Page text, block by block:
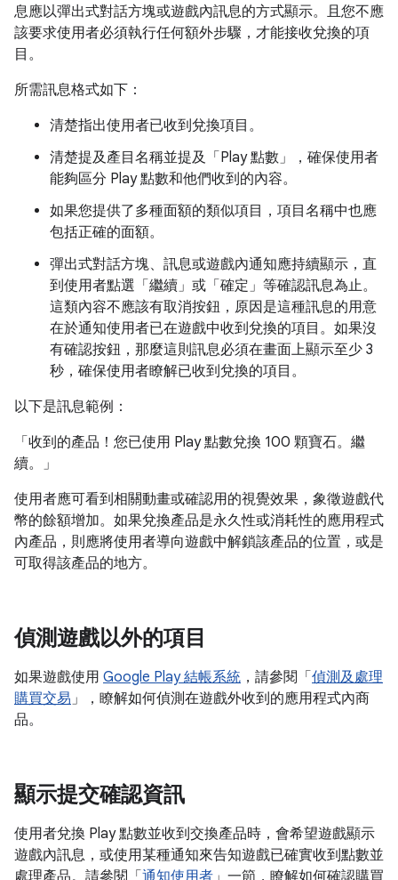
息應以彈出式對話方塊或遊戲內訊息的方式顯示。且您不應
該要求使用者必須執行任何額外步驟，才能接收兌換的項
目。
所需訊息格式如下：
清楚指出使用者已收到兌換項目。
清楚提及產目名稱並提及「Play 點數」，確保使用者
能夠區分 Play 點數和他們收到的內容。
如果您提供了多種面額的類似項目，項目名稱中也應
包括正確的面額。
彈出式對話方塊、訊息或遊戲內通知應持續顯示，直
到使用者點選「繼續」 或「確定」 等確認訊息為止。
這類內容不應該有取消按鈕，原因是這種訊息的用意
在於通知使用者已在遊戲中收到兌換的項目。如果沒
有確認按鈕，那麼這則訊息必須在畫面上顯示至少 3
秒，確保使用者瞭解已收到兌換的項目。
以下是訊息範例：
「收到的產品！您已使用 Play 點數兌換 100 顆寶石。繼
續。」
使用者應可看到相關動畫或確認用的視覺效果，象徵遊戲代
幣的餘額增加。如果兌換產品是永久性或消耗性的應用程式
內產品，則應將使用者導向遊戲中解鎖該產品的位置，或是
可取得該產品的地方。
偵測遊戲以外的項目
如果遊戲使用 Google Play 結帳系統 ，請參閱「 偵測及處理
購買交易」，瞭解如何偵測在遊戲外收到的應用程式內商
品。
顯示提交確認資訊
使用者兌換 Play 點數並收到交換產品時，會希望遊戲顯示
遊戲內訊息，或使用某種通知來告知遊戲已確實收到點數並
處理產品。請參閱「 通知使用者 」一節，瞭解如何確認購買